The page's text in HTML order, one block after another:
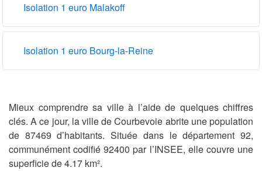
Isolation 1 euro Malakoff
Isolation 1 euro Bourg-la-Reine
Mieux comprendre sa ville à l’aide de quelques chiffres
clés. A ce jour, la ville de Courbevoie abrite une population
de 87469 d’habitants. Située dans le département 92,
communément codifié 92400 par l’INSEE, elle couvre une
superficie de 4.17 km².